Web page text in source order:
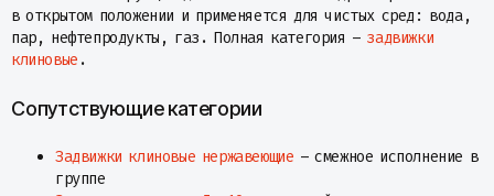
в открытом положении и применяется для чистых сред: вода,
пар, нефтепродукты, газ. Полная категория – задвижки
клиновые .
Сопутствующие категории
Задвижки клиновые нержавеющие – смежное исполнение в
группе